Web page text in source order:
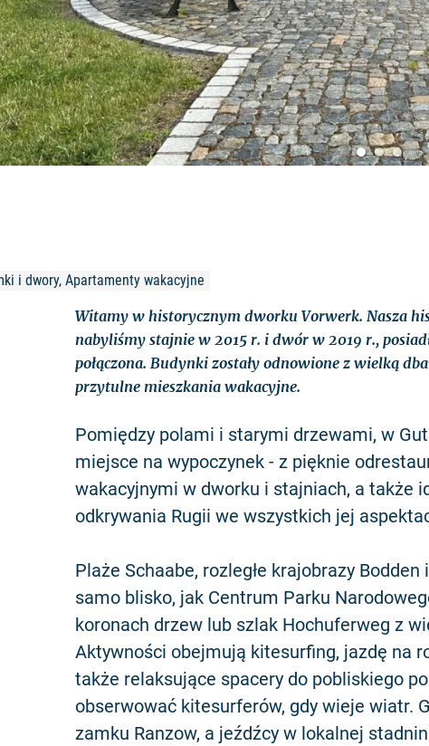
i dwory, Apartamenty wakacyjne
Witamy w historycznym dworku Vorwerk. Nasza
nabyliśmy stajnie w 2015 r. i dwór w 2019 r.,
połączona. Budynki zostały odnowione z wielką
przytulne mieszkania wakacyjne.
Pomiędzy polami i starymi drzewami, w
miejsce na wypoczynek - z pięknie
wakacyjnymi w dworku i stajniach, a także
odkrywania Rugii we wszystkich jej
Plaże Schaabe, rozległe krajobrazy
samo blisko, jak Centrum Parku
koronach drzew lub szlak Hochuferweg z
Aktywności obejmują kitesurfing, jazdę na
także relaksujące spacery do pobliskiego
obserwować kitesurferów, gdy wieje wiatr.
zamku Ranzow, a jeźdźcy w lokalnej